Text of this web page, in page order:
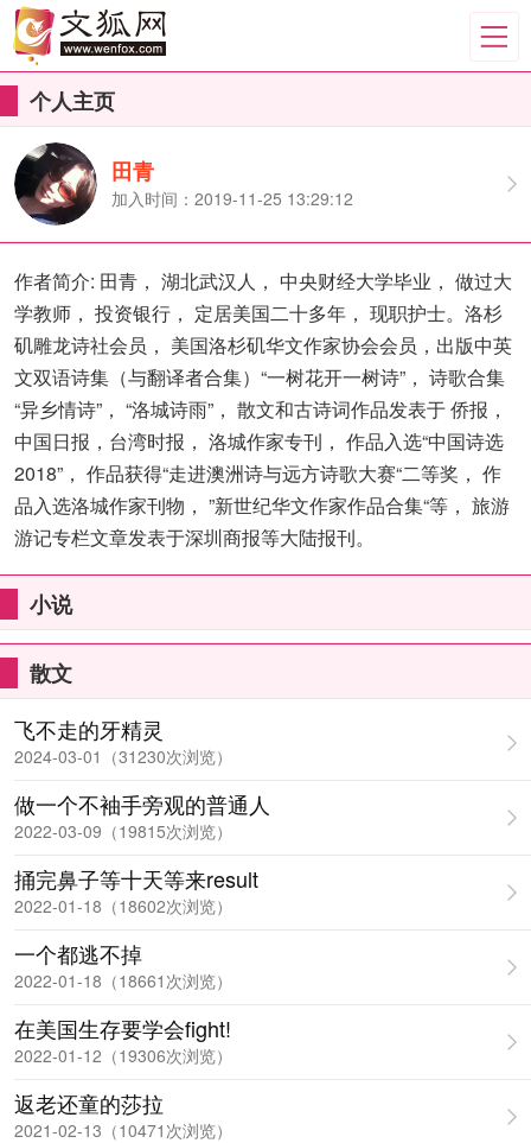
个人主页
田青
加入时间：2019-11-25 13:29:12
作者简介: 田青， 湖北武汉人， 中央财经大学毕业， 做过大
学教师， 投资银行， 定居美国二十多年， 现职护士。洛杉
矶雕龙诗社会员， 美国洛杉矶华文作家协会会员，出版中英
文双语诗集（与翻译者合集）“一树花开一树诗”， 诗歌合集
“异乡情诗”， “洛城诗雨”， 散文和古诗词作品发表于 侨报，
中国日报，台湾时报， 洛城作家专刊， 作品入选“中国诗选
2018”， 作品获得“走进澳洲诗与远方诗歌大赛“二等奖， 作
品入选洛城作家刊物， ”新世纪华文作家作品合集“等， 旅游
游记专栏文章发表于深圳商报等大陆报刊。
小说
散文
飞不走的牙精灵
2024-03-01（31230次浏览）
做一个不袖手旁观的普通人
2022-03-09（19815次浏览）
捅完鼻子等十天等来result
2022-01-18（18602次浏览）
一个都逃不掉
2022-01-18（18661次浏览）
在美国生存要学会fight!
2022-01-12（19306次浏览）
返老还童的莎拉
2021-02-13（10471次浏览）